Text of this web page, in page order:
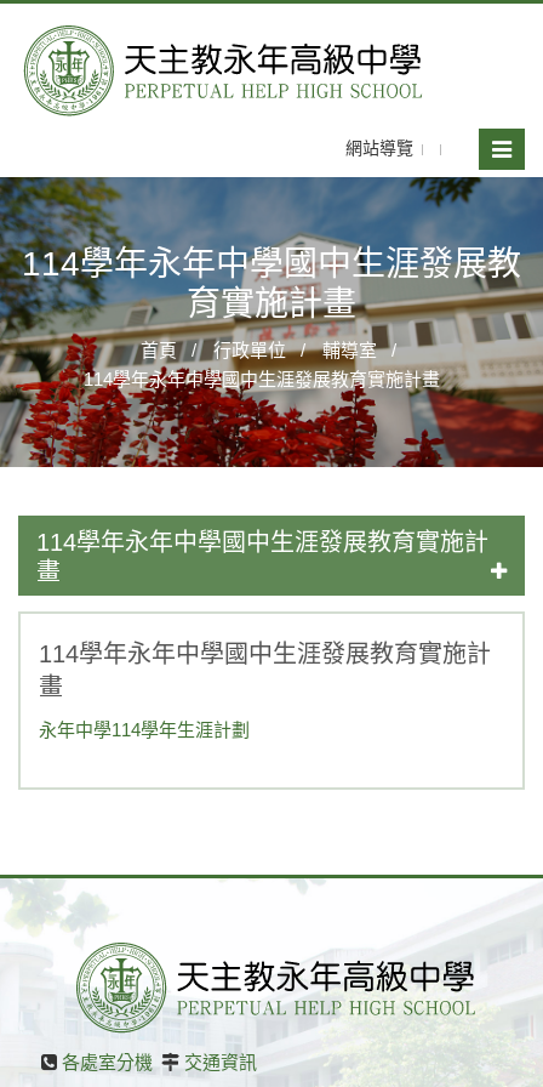
網站導覽
Toggle
114學年永年中學國中生涯發展教
育實施計畫
首頁 行政單位
輔導室
114學年永年中學國中生涯發展教育實施計畫
114學年永年中學國中生涯發展教育實施計
畫
114學年永年中學國中生涯發展教育實施計
畫
永年中學114學年生涯計劃
各處室分機 交通資訊